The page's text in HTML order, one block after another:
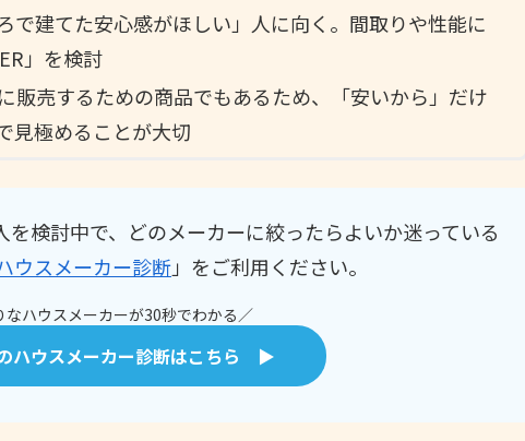
で建てた安心感がほしい」人に向く。間取りや性能に
」を検討
販売するための商品でもあるため、「安いから」だけ
見極めることが大切
検討中で、どのメーカーに絞ったらよいか迷っている
ウスメーカー診断」をご利用ください。
なハウスメーカーが30秒でわかる／
ハウスメーカー診断はこちら ▶